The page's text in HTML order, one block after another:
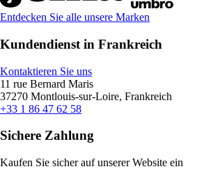
Entdecken Sie alle unsere Marken
Kundendienst in Frankreich
Kontaktieren Sie uns
11 rue Bernard Maris
37270 Montlouis-sur-Loire, Frankreich
+33 1 86 47 62 58
Sichere Zahlung
Kaufen Sie sicher auf unserer Website ein